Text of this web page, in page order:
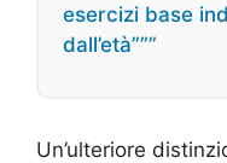
esercizi base
dall’età”””
Un’ulteriore